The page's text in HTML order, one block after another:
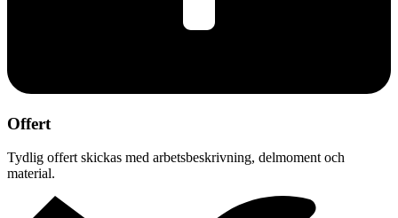
Offert
Tydlig offert skickas med arbetsbeskrivning, delmoment och
material.